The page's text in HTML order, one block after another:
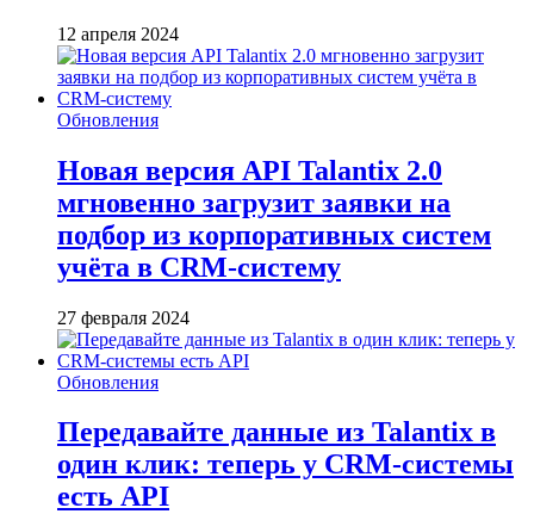
12 апреля 2024
Обновления
Новая версия API Talantix 2.0
мгновенно загрузит заявки на
подбор из корпоративных систем
учёта в CRM-систему
27 февраля 2024
Обновления
Передавайте данные из Talantix в
один клик: теперь у CRM-системы
есть API